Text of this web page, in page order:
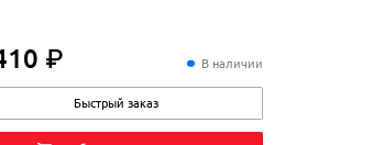
₽2 410 ₽ В наличии
Быстрый заказ